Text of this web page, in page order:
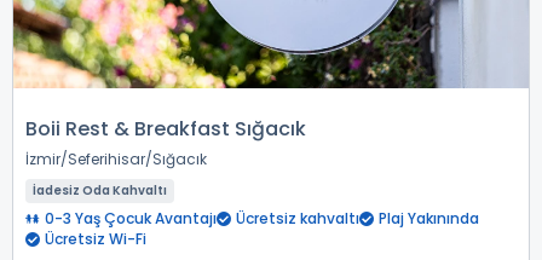
Boii Rest & Breakfast Sığacık
İzmir Seferihisar Sığacık
İadesiz Oda Kahvaltı
0-3 Yaş Çocuk Avantajı Ücretsiz kahvaltı
Plaj Yakınında
Ücretsiz Wi-Fi